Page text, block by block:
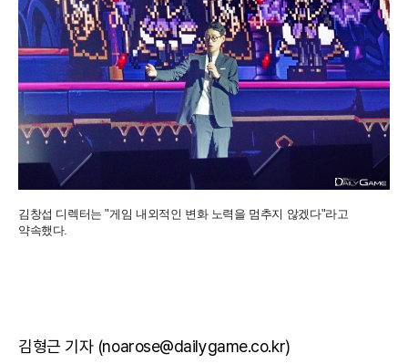
김창섭 디렉터는 "게임 내외적인 변화 노력을 멈추지 않겠다"라고
약속했다.
김형근 기자 (noarose@dailygame.co.kr)